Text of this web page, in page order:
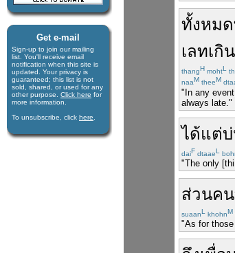
Get e-mail
Sign-up to join our mail­ing
list. You'll receive e­mail
notification when this site is
updated. Your privacy is
guaran­teed; this list is not
sold, shared, or used for any
other purpose. Click here for
more infor­mation.
To unsubscribe, click here
ทั้งหม
เลทเกิ
thangH mohtL
naaM theeM
"In any
always late."
ได้แต่
daiF dtaaeL
"The only
ส่วนคน
suaanL khohnM
"As for